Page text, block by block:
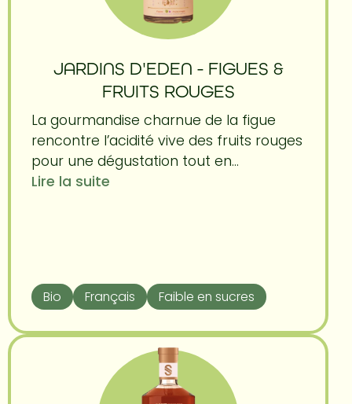
JARDINS D'EDEN - FIGUES &
FRUITS ROUGES
La gourmandise charnue de la figue
rencontre l’acidité vive des fruits rouges
pour une dégustation tout en...
Lire la suite
Bio Français Faible en sucres